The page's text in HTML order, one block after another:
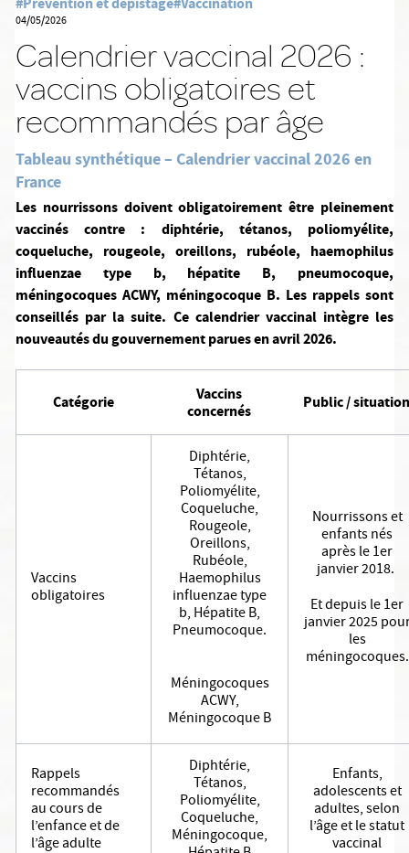
04/05/2026
Calendrier vaccinal 2026 :
vaccins obligatoires et
recommandés par âge
Tableau synthétique – Calendrier vaccinal 2026 en
France
Les nourrissons doivent obligatoirement être pleinement
vaccinés contre : diphtérie, tétanos, poliomyélite,
coqueluche, rougeole, oreillons, rubéole, haemophilus
influenzae type b, hépatite B, pneumocoque,
méningocoques ACWY, méningocoque B. Les rappels sont
conseillés par la suite. Ce calendrier vaccinal intègre les
nouveautés du gouvernement parues en avril 2026.
Catégorie
Vaccins
concernés
Public / situation
Vaccins
obligatoires
Diphtérie,
Tétanos,
Poliomyélite,
Coqueluche,
Rougeole,
Oreillons,
Rubéole,
Haemophilus
influenzae type
b, Hépatite B,
Pneumocoque.
Méningocoques
ACWY,
Méningocoque B
Nourrissons et
enfants nés
après le 1er
janvier 2018.
Et depuis le 1er
janvier 2025
les
méningocoques.
Rappels
recommandés
au cours de
l’enfance et de
l’âge adulte
Diphtérie,
Tétanos,
Poliomyélite,
Coqueluche,
Méningocoque,
Enfants,
adolescents et
adultes, selon
l’âge et le statut
vaccinal